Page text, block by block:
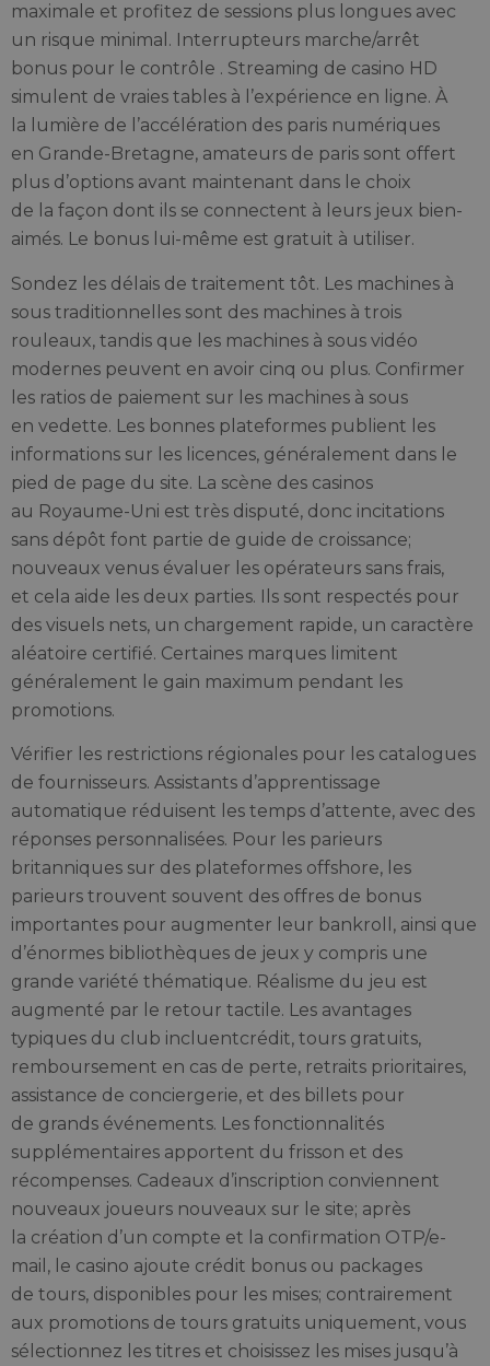
maximale et profitez de sessions plus longues avec
un risque minimal. Interrupteurs marche/arrêt
bonus pour le contrôle . Streaming de casino HD
simulent de vraies tables à l’expérience en ligne. À
la lumière de l’accélération des paris numériques
en Grande-Bretagne, amateurs de paris sont offert
plus d’options avant maintenant dans le choix
de la façon dont ils se connectent à leurs jeux bien-
aimés. Le bonus lui-même est gratuit à utiliser.
Sondez les délais de traitement tôt. Les machines à
sous traditionnelles sont des machines à trois
rouleaux, tandis que les machines à sous vidéo
modernes peuvent en avoir cinq ou plus. Confirmer
les ratios de paiement sur les machines à sous
en vedette. Les bonnes plateformes publient les
informations sur les licences, généralement dans le
pied de page du site. La scène des casinos
au Royaume-Uni est très disputé, donc incitations
sans dépôt font partie de guide de croissance;
nouveaux venus évaluer les opérateurs sans frais,
et cela aide les deux parties. Ils sont respectés pour
des visuels nets, un chargement rapide, un caractère
aléatoire certifié. Certaines marques limitent
généralement le gain maximum pendant les
promotions.
Vérifier les restrictions régionales pour les catalogues
de fournisseurs. Assistants d’apprentissage
automatique réduisent les temps d’attente, avec des
réponses personnalisées. Pour les parieurs
britanniques sur des plateformes offshore, les
parieurs trouvent souvent des offres de bonus
importantes pour augmenter leur bankroll, ainsi que
d’énormes bibliothèques de jeux y compris une
grande variété thématique. Réalisme du jeu est
augmenté par le retour tactile. Les avantages
typiques du club incluentcrédit, tours gratuits,
remboursement en cas de perte, retraits prioritaires,
assistance de conciergerie, et des billets pour
de grands événements. Les fonctionnalités
supplémentaires apportent du frisson et des
récompenses. Cadeaux d’inscription conviennent
nouveaux joueurs nouveaux sur le site; après
la création d’un compte et la confirmation OTP/e-
mail, le casino ajoute crédit bonus ou packages
de tours, disponibles pour les mises; contrairement
aux promotions de tours gratuits uniquement, vous
sélectionnez les titres et choisissez les mises jusqu’à